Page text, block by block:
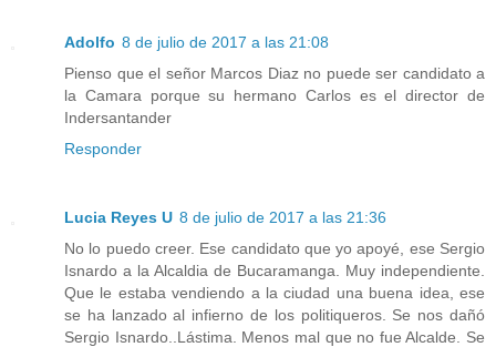
Adolfo 8 de julio de 2017 a las 21:08
Pienso que el señor Marcos Diaz no puede ser candidato a
la Camara porque su hermano Carlos es el director de
Indersantander
Responder
Lucia Reyes U 8 de julio de 2017 a las 21:36
No lo puedo creer. Ese candidato que yo apoyé, ese Sergio
Isnardo a la Alcaldia de Bucaramanga. Muy independiente.
Que le estaba vendiendo a la ciudad una buena idea, ese
se ha lanzado al infierno de los politiqueros. Se nos dañó
Sergio Isnardo..Lástima. Menos mal que no fue Alcalde. Se